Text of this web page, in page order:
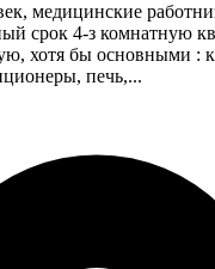
медицинские
срок 4-з комнатную
хотя бы основными :
печь,...